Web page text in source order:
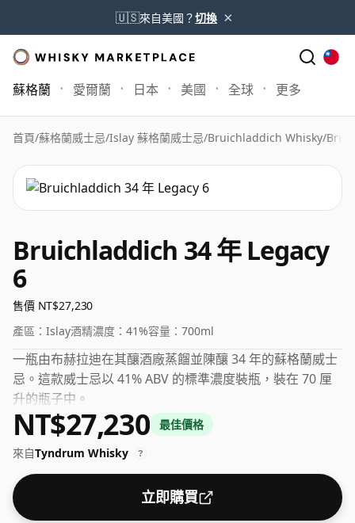
🇺🇸來自美國？切換 ×
蘇格蘭 愛爾蘭 日本 美國 全球 更多
首頁/蘇格蘭威士忌/Islay 蘇格蘭威士忌/Bruichladdich Whisky/
Bruichladdich 34 年 Legacy
6
售價 NT$27,230
產區： Islay酒精濃度： 41%容量： 700ml
一瓶由布赫拉迪在其釀酒廠蒸餾並陳釀 34 年的蘇格蘭威士
忌。這款威士忌以 41% ABV 的標準濃度裝瓶，裝在 70 厘
升的瓶子中。
NT$27,230
最佳價格
來自Tyndrum Whisky ?
立即購買